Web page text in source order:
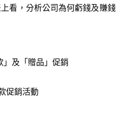
看，分析公司為何虧錢及賺錢